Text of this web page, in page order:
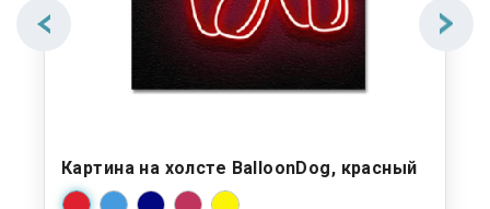
Картина на холсте BalloonDog, красный